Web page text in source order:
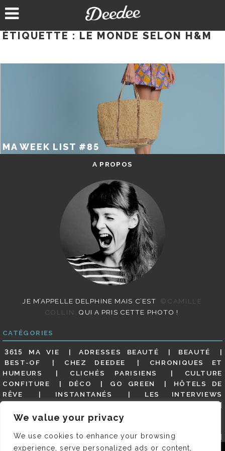
We value your privacy
We use cookies to enhance your browsing
experience, serve personalized ads or content,
au
ÉTIQUETTE : LE MONDE SELON H&M
MA WEEK LIST #85
A PROPOS
JE M’APPELLE DELPHINE MAIS C’EST
©CAMILLE
COLLIN
QUI A PRIS CETTE PHOTO !
CATÉGORIES
3615 MA VIE ADRESSES BEAUTÉ
BEAUTÉ
BEST-OF
CHEZ DEEDEE
CHRONIQUES ET
HUMEURS
CLICHÉS PARISIENS
CULTURE
CONFITURE
DÉCO GO GREEN
HÔTELS DE
RÊVE
INSTANTANÉS
LES INTERVIEWS
MES ADRESSES
MODE NON CLASSÉ
GUIDE
PARIS EN PHOTOS
RESTAURANTS
REVUE DE PRESSE DÉTAILLÉE, SIOU PLAIT